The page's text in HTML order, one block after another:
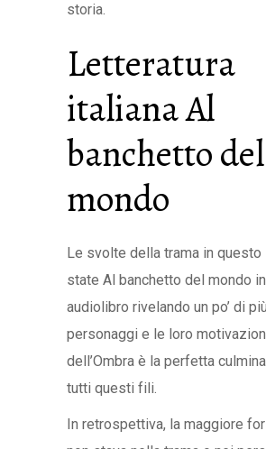
storia.
Letteratura
italiana Al
banchetto del
mondo
Le svolte della trama in questo
state Al banchetto del mondo
audiolibro rivelando un po’ di
personaggi e le loro
dell’Ombra è la perfetta
tutti questi fili.
In retrospettiva, la maggiore